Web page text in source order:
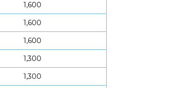
1,600
1,600
1,600
1,300
1,300